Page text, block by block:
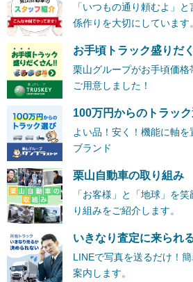
「いつもの通り頼むよ」
係作りを大切にしています。
お手頃トラック盛りだ
栗山グループがお手頃価
ご用意しました！
100万円からのトラッ
よい品！安く！機能に軸
ブランド
栗山自動車の取り組み
「お客様」と「地球」を
り組みをご紹介します。
いきなり査定に来られ
LINEで写真を送るだけ！
案内します。